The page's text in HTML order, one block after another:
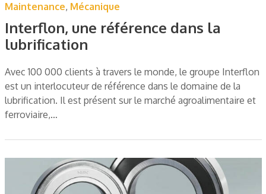
Maintenance, Mécanique
Interflon, une référence dans la
lubrification
Avec 100 000 clients à travers le monde, le groupe Interflon
est un interlocuteur de référence dans le domaine de la
lubrification. Il est présent sur le marché agroalimentaire et
ferroviaire,…